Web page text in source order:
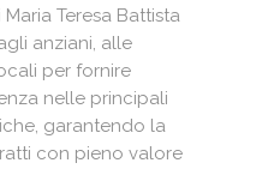
Teresa Battista
anziani, alle
per fornire
nelle principali
garantendo la
con pieno valore